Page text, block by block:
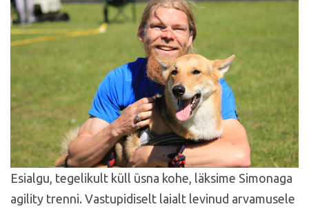
Esialgu, tegelikult küll üsna kohe, läksime Simonaga
agility trenni. Vastupidiselt laialt levinud arvamusele